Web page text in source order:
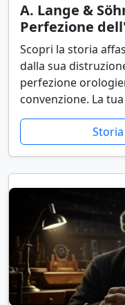
A. Lange &
Perfezione
Scopri la storia
dalla sua
perfezione
convenzione. La